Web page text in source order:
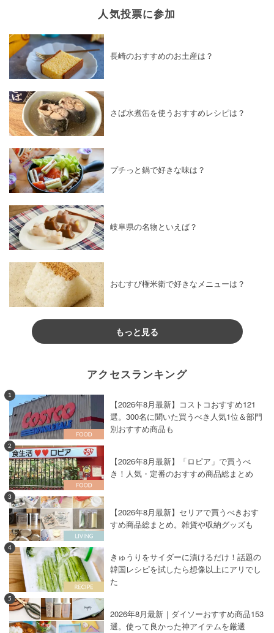
人気投票に参加
長崎のおすすめのお土産は？
さば水煮缶を使うおすすめレシピは？
プチっと鍋で好きな味は？
岐阜県の名物といえば？
おむすび権米衛で好きなメニューは？
もっと見る
アクセスランキング
1
【2026年8月最新】コストコおすすめ121
選。300名に聞いた買うべき人気1位＆部門
別おすすめ商品も
2
【2026年8月最新】「ロピア」で買うべ
き！人気・定番のおすすめ商品総まとめ
3
【2026年8月最新】セリアで買うべきおす
すめ商品総まとめ。雑貨や収納グッズも
4
きゅうりをサイダーに漬けるだけ！話題の
韓国レシピを試したら想像以上にアリでし
た
5
2026年8月最新｜ダイソーおすすめ商品153
選。使って良かった神アイテムを厳選